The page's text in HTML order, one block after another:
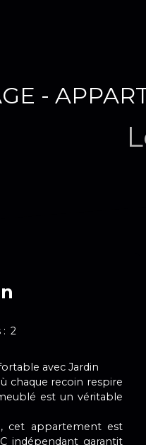
-
: 2
avec Jardin
chaque recoin respire
est un véritable
cet appartement est
indépendant garantit